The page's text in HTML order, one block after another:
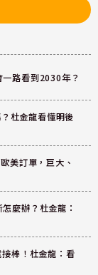
路看到2030年？
杜金龍看懂明後
美訂單，巨大、
麼辦？杜金龍：
棒！杜金龍：看